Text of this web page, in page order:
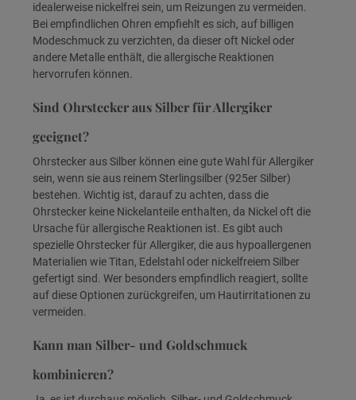
idealerweise nickelfrei sein, um Reizungen zu vermeiden.
Bei empfindlichen Ohren empfiehlt es sich, auf billigen
Modeschmuck zu verzichten, da dieser oft Nickel oder
andere Metalle enthält, die allergische Reaktionen
hervorrufen können.
Sind Ohrstecker aus Silber für Allergiker
geeignet?
Ohrstecker aus Silber können eine gute Wahl für Allergiker
sein, wenn sie aus reinem Sterlingsilber (925er Silber)
bestehen. Wichtig ist, darauf zu achten, dass die
Ohrstecker keine Nickelanteile enthalten, da Nickel oft die
Ursache für allergische Reaktionen ist. Es gibt auch
spezielle Ohrstecker für Allergiker, die aus hypoallergenen
Materialien wie Titan, Edelstahl oder nickelfreiem Silber
gefertigt sind. Wer besonders empfindlich reagiert, sollte
auf diese Optionen zurückgreifen, um Hautirritationen zu
vermeiden.
Kann man Silber- und Goldschmuck
kombinieren?